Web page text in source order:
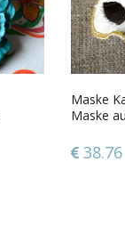
Maske
Maske
38.76